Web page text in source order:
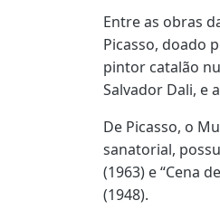
Entre as obras
Picasso, doado
pintor catalão
Salvador Dali, e
De Picasso, o
sanatorial,
(1963) e “Cena
(1948).